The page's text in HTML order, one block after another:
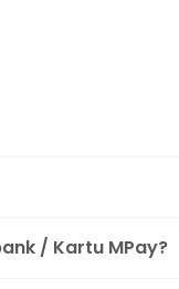
/ Kartu MPay?